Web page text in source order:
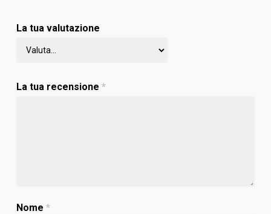
La tua valutazione
La tua recensione *
Nome *